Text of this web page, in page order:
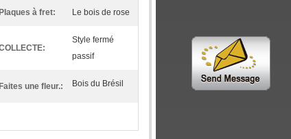
Plaques à fret: Le bois de rose
Style fermé
passif
Faites une fleur.: Bois du Brésil